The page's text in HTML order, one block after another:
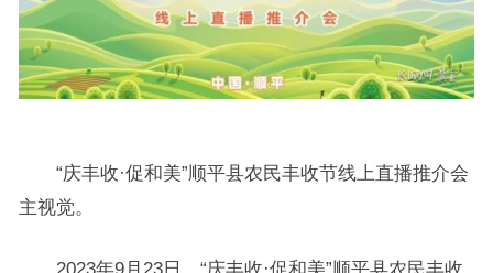
“庆丰收·促和美”顺平县农民丰收节线上直播推介会
主视觉。
2023年9月23日，“庆丰收·促和美”顺平县农民丰收